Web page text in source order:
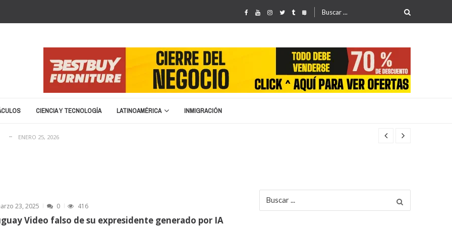
Buscar
CIENCIA Y TECNOLOGÍA LATINOAMÉRICA INMIGRACIÓN
cierre y liquidación ENERO 20, 2026
nombre para la Copa del Mundo 2026 SEPTIEMBRE 16, 2025
“No vamos a devolver a un terrorist... ABRIL 15, 2025
ENERO 25, 2026
nombre para la Copa del Mundo 2026
23, 2025 0 416
Video falso de su expresidente generado por IA
por: